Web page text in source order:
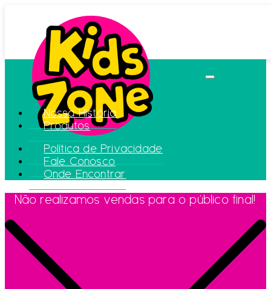
Nossa História
Produtos
Política de Privacidade
Fale Conosco
Onde Encontrar
Não realizamos vendas para o público final!